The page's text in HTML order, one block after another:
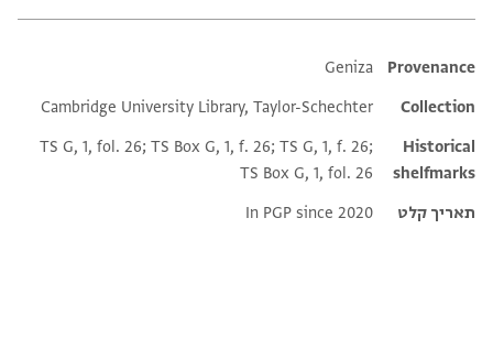
Additional metadata
Provenance
Geniza
Collection
Cambridge University Library, Taylor-Schechter
Historical
shelfmarks
TS G, 1, fol. 26; TS Box G, 1, f. 26; TS G, 1, f. 26;
TS Box G, 1, fol. 26
תאריך קלט
In PGP since 2020